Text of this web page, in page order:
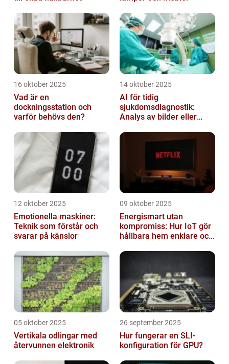
16 oktober 2025
Vad är en
dockningsstation och
varför behövs den?
14 oktober 2025
AI för tidig
sjukdomsdiagnostik:
Analys av bilder eller
12 oktober 2025
Emotionella maskiner:
Teknik som förstår och
svarar på känslor
09 oktober 2025
Energismart utan
kompromiss: Hur IoT gör
hållbara hem enklare och
05 oktober 2025
Vertikala odlingar med
återvunnen elektronik
26 september 2025
Hur fungerar en SLI-
konfiguration för GPU?